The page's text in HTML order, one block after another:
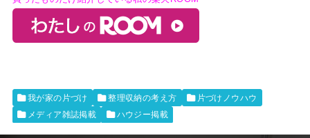
我が家の片づけ 整理収納の考え方
片づけノウハウ
メディア雑誌掲載
ハウジー掲載